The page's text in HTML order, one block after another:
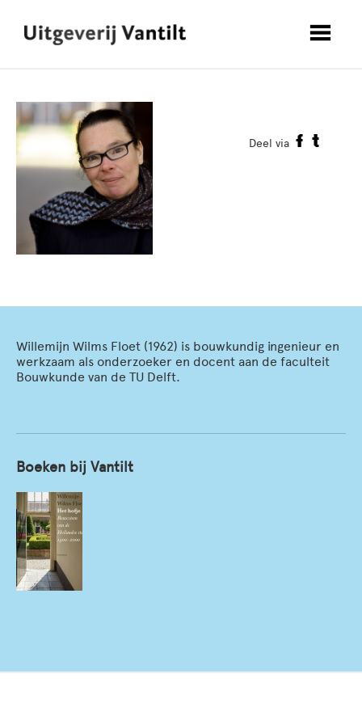
Deel via
Willemijn Wilms Floet (1962) is bouwkundig ingenieur en
werkzaam als onderzoeker en docent aan de faculteit
Bouwkunde van de TU Delft.
Boeken bij Vantilt